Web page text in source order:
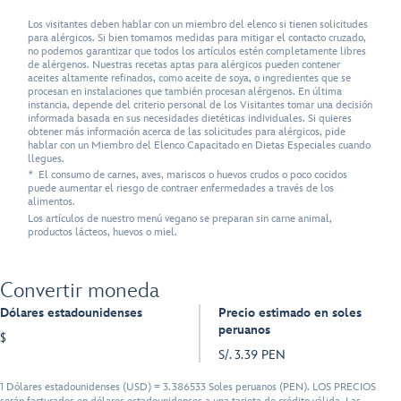
Los visitantes deben hablar con un miembro del elenco si tienen solicitudes
para alérgicos. Si bien tomamos medidas para mitigar el contacto cruzado,
no podemos garantizar que todos los artículos estén completamente libres
de alérgenos. Nuestras recetas aptas para alérgicos pueden contener
aceites altamente refinados, como aceite de soya, o ingredientes que se
procesan en instalaciones que también procesan alérgenos. En última
instancia, depende del criterio personal de los Visitantes tomar una decisión
informada basada en sus necesidades dietéticas individuales. Si quieres
obtener más información acerca de las solicitudes para alérgicos, pide
hablar con un Miembro del Elenco Capacitado en Dietas Especiales cuando
llegues.
* El consumo de carnes, aves, mariscos o huevos crudos o poco cocidos
puede aumentar el riesgo de contraer enfermedades a través de los
alimentos.
Los artículos de nuestro menú vegano se preparan sin carne animal,
productos lácteos, huevos o miel.
Convertir moneda
Dólares estadounidenses
$
Precio estimado en soles
peruanos
S/. 3.39 PEN
1 Dólares estadounidenses (USD) = 3.386533 Soles peruanos (PEN). LOS PRECIOS